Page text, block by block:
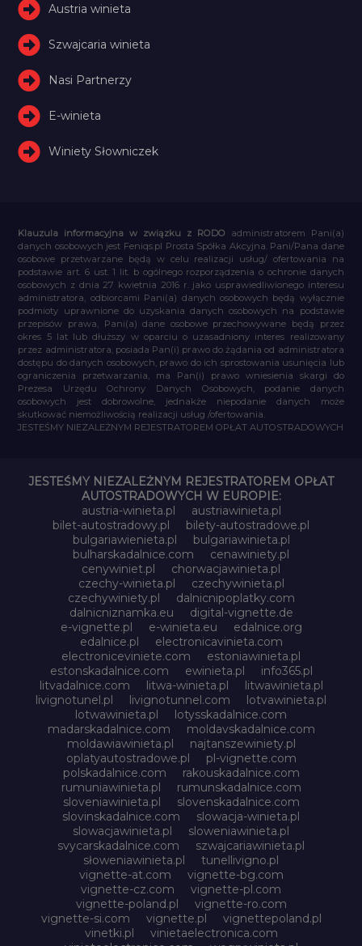
Austria winieta
Szwajcaria winieta
Nasi Partnerzy
E-winieta
Winiety Słowniczek
Klauzula informacyjna w związku z RODO administratorem Pani(a)
danych osobowych jest Feniqs.pl Prosta Spółka Akcyjna. Pani/Pana dane
osobowe przetwarzane będą w celu realizacji usług/ ofertowania na
podstawie art. 6 ust. 1 lit. b ogólnego rozporządzenia o ochronie danych
osobowych z dnia 27 kwietnia 2016 r. jako usprawiedliwionego interesu
administratora, odbiorcami Pani(a) danych osobowych będą wyłącznie
podmioty uprawnione do uzyskania danych osobowych na podstawie
przepisów prawa, Pani(a) dane osobowe przechowywane będą przez
okres 5 lat lub dłuższy w oparciu o uzasadniony interes realizowany
przez administratora, posiada Pan(i) prawo do żądania od administratora
dostępu do danych osobowych, prawo do ich sprostowania usunięcia lub
ograniczenia przetwarzania, ma Pan(i) prawo wniesienia skargi do
Prezesa Urzędu Ochrony Danych Osobowych, podanie danych
osobowych jest dobrowolne, jednakże niepodanie danych może
skutkować niemożliwością realizacji usług /ofertowania.
JESTEŚMY NIEZALEŻNYM REJESTRATOREM OPŁAT AUTOSTRADOWYCH
JESTEŚMY NIEZALEŻNYM REJESTRATOREM OPŁAT
AUTOSTRADOWYCH W EUROPIE:
austria-winieta.pl
austriawinieta.pl
bilet-autostradowy.pl
bilety-autostradowe.pl
bulgariawienieta.pl
bulgariawinieta.pl
bulharskadalnice.com
cenawiniety.pl
cenywiniet.pl
chorwacjawinieta.pl
czechy-winieta.pl
czechywinieta.pl
czechywiniety.pl
dalnicnipoplatky.com
dalnicniznamka.eu
digital-vignette.de
e-vignette.pl
e-winieta.eu
edalnice.org
edalnice.pl
electronicavinieta.com
electroniceviniete.com
estoniawinieta.pl
estonskadalnice.com
ewinieta.pl
info365.pl
litvadalnice.com
litwa-winieta.pl
litwawinieta.pl
livignotunel.pl
livignotunnel.com
lotvawinieta.pl
lotwawinieta.pl
lotysskadalnice.com
madarskadalnice.com
moldavskadalnice.com
moldawiawinieta.pl
najtanszewiniety.pl
oplatyautostradowe.pl
pl-vignette.com
polskadalnice.com
rakouskadalnice.com
rumuniawinieta.pl
rumunskadalnice.com
sloveniawinieta.pl
slovenskadalnice.com
slovinskadalnice.com
slowacja-winieta.pl
slowacjawinieta.pl
sloweniawinieta.pl
svycarskadalnice.com
szwajcariawinieta.pl
słoweniawinieta.pl
tunellivigno.pl
vignette-at.com
vignette-bg.com
vignette-cz.com
vignette-pl.com
vignette-poland.pl
vignette-ro.com
vignette-si.com
vignette.pl
vignettepoland.pl
vinetki.pl
vinietaelectronica.com